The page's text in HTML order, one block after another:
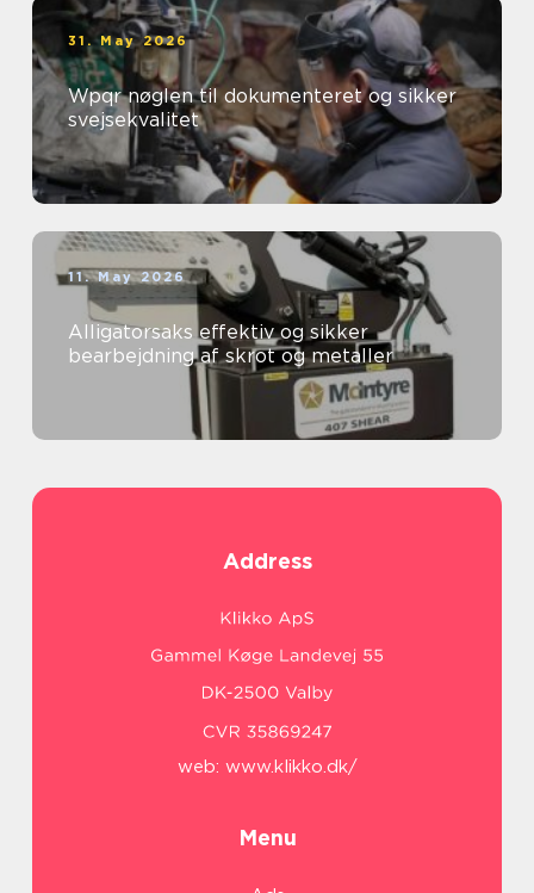
31. May 2026
Wpqr nøglen til dokumenteret og sikker
svejsekvalitet
11. May 2026
Alligatorsaks effektiv og sikker
bearbejdning af skrot og metaller
Address
web: www.klikko.dk/
Menu